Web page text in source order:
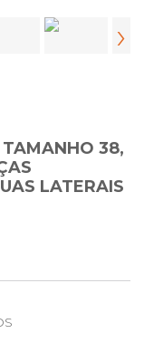
›
38,
LATERAIS